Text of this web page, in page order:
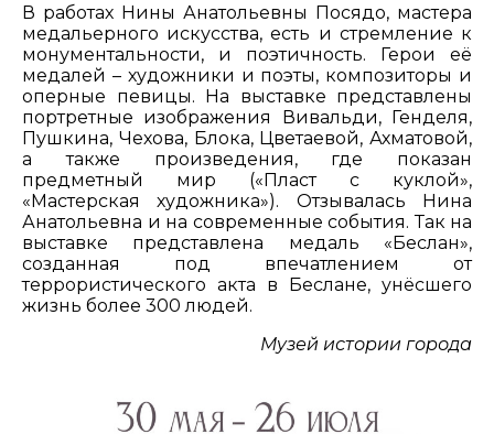
В работах Нины Анатольевны Посядо, мастера
медальерного искусства, есть и стремление к
монументальности, и поэтичность. Герои её
медалей – художники и поэты, композиторы и
оперные певицы. На выставке представлены
портретные изображения Вивальди, Генделя,
Пушкина, Чехова, Блока, Цветаевой, Ахматовой,
а также произведения, где показан
предметный мир («Пласт с куклой»,
«Мастерская художника»). Отзывалась Нина
Анатольевна и на современные события. Так на
выставке представлена медаль «Беслан»,
созданная под впечатлением от
террористического акта в Беслане, унёсшего
жизнь более 300 людей.
Музей истории города